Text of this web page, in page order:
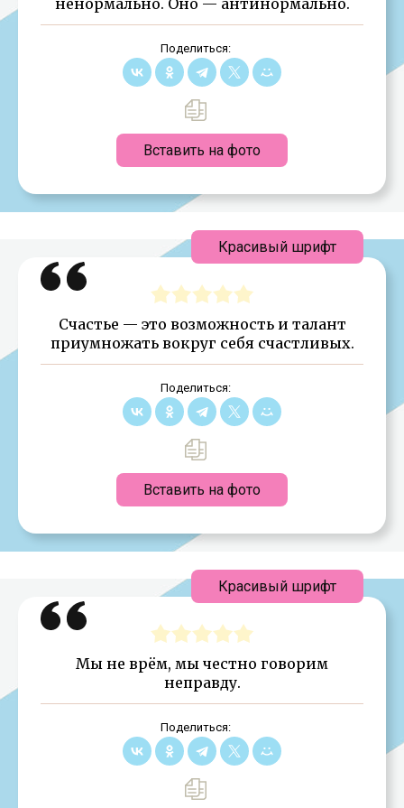
Поделиться:
Вставить на фото
Счастье — это возможность и талант
приумножать вокруг себя счастливых.
Поделиться:
Вставить на фото
Красивый шрифт
Мы не врём, мы честно говорим
неправду.
Поделиться:
Красивый шрифт